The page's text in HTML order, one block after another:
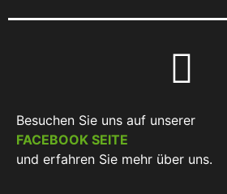
Besuchen Sie uns auf unserer
FACEBOOK SEITE
und erfahren Sie mehr über uns.